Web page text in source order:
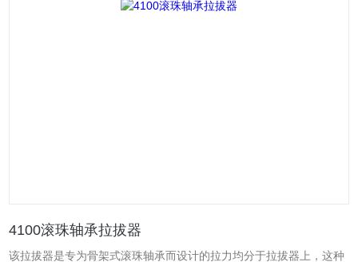
4100滚珠轴承拉拔器
该拉拔器是专为骨架式滚珠轴承而设计的拉力均分于拉拔器上，这种